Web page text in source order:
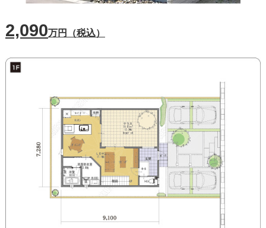
2,090万円（税込）